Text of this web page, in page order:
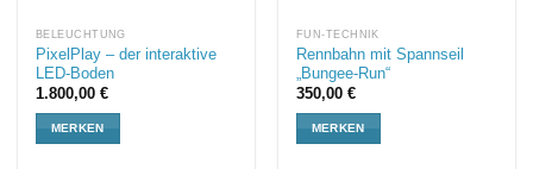
BELEUCHTUNG
PixelPlay – der interaktive
LED-Boden
1.800,00 €
MERKEN
FUN-TECHNIK
Rennbahn mit Spannseil
„Bungee-Run“
350,00 €
MERKEN